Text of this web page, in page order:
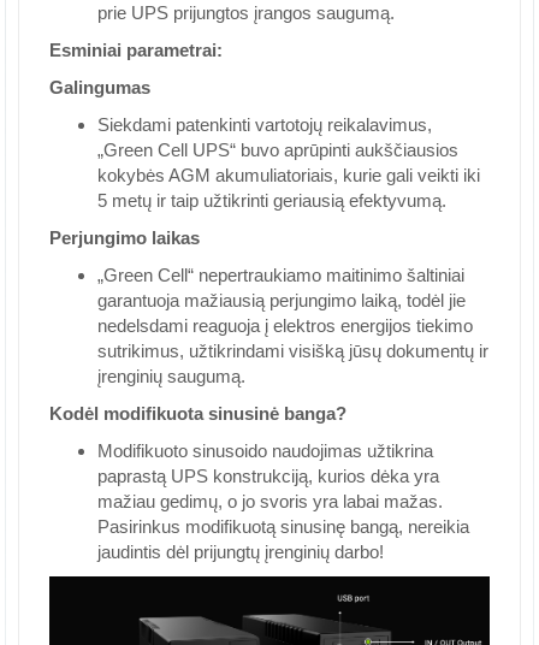
prie UPS prijungtos įrangos saugumą.
Esminiai parametrai:
Galingumas
Siekdami patenkinti vartotojų reikalavimus,
„Green Cell UPS“ buvo aprūpinti aukščiausios
kokybės AGM akumuliatoriais, kurie gali veikti iki
5 metų ir taip užtikrinti geriausią efektyvumą.
Perjungimo laikas
„Green Cell“ nepertraukiamo maitinimo šaltiniai
garantuoja mažiausią perjungimo laiką, todėl jie
nedelsdami reaguoja į elektros energijos tiekimo
sutrikimus, užtikrindami visišką jūsų dokumentų ir
įrenginių saugumą.
Kodėl modifikuota sinusinė banga?
Modifikuoto sinusoido naudojimas užtikrina
paprastą UPS konstrukciją, kurios dėka yra
mažiau gedimų, o jo svoris yra labai mažas.
Pasirinkus modifikuotą sinusinę bangą, nereikia
jaudintis dėl prijungtų įrenginių darbo!